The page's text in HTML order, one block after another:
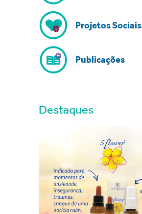
Projetos Sociais
Publicações
Destaques